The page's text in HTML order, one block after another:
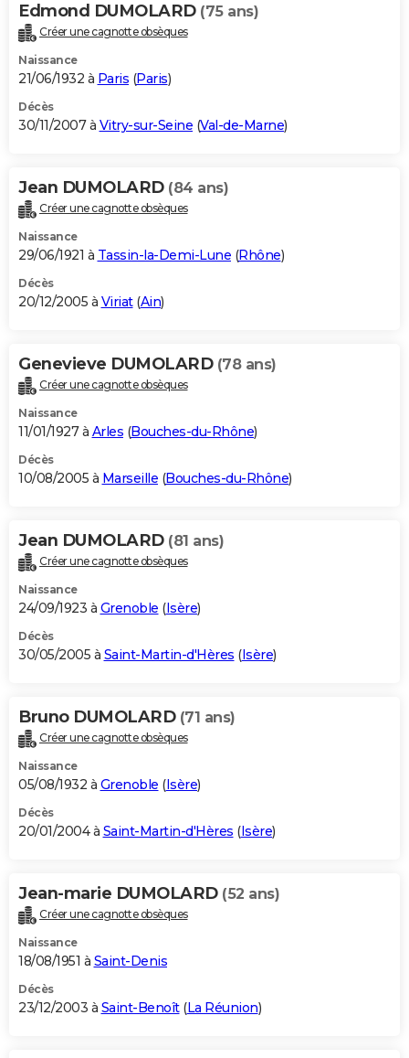
Edmond DUMOLARD (75 ans)
Créer une cagnotte obsèques
Naissance
21/06/1932 à Paris (Paris)
Décès
30/11/2007 à Vitry-sur-Seine (Val-de-Marne)
Jean DUMOLARD (84 ans)
Créer une cagnotte obsèques
Naissance
29/06/1921 à Tassin-la-Demi-Lune (Rhône)
Décès
20/12/2005 à Viriat(Ain)
Genevieve DUMOLARD (78 ans)
Créer une cagnotte obsèques
Naissance
11/01/1927 à Arles (Bouches-du-Rhône)
Décès
10/08/2005 à Marseille (Bouches-du-Rhône)
Jean DUMOLARD (81 ans)
Créer une cagnotte obsèques
Naissance
24/09/1923 à Grenoble (Isère)
Décès
30/05/2005 à Saint-Martin-d'Hères (Isère)
Bruno DUMOLARD (71 ans)
Créer une cagnotte obsèques
Naissance
05/08/1932 à Grenoble (Isère)
Décès
20/01/2004 à Saint-Martin-d'Hères (Isère)
Jean-marie DUMOLARD (52 ans)
Créer une cagnotte obsèques
Naissance
18/08/1951 à Saint-Denis
Décès
23/12/2003 à Saint-Benoît(La Réunion)